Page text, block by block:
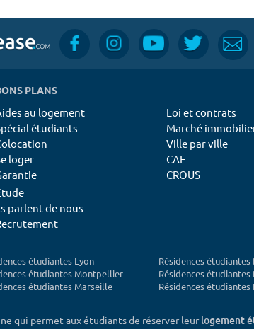
PLANS
au logement
étudiants
loger
Loi et contrats
Marché
Ville par ville
CAF
CROUS
parlent de nous
étudiantes Lyon
étudiantes Montpellier
étudiantes Marseille
Résidences étudiantes
Résidences étudiantes
Résidences étudiantes
qui permet aux étudiants de réserver leurlogement